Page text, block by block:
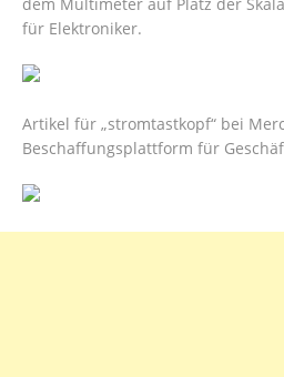
für Elektroniker.
Artikel für „stromtastkopf“ bei
Beschaffungsplattform für